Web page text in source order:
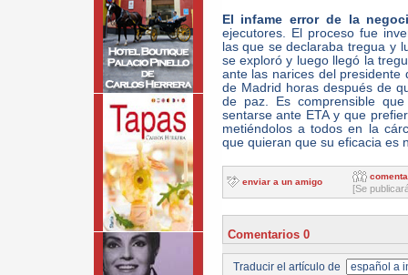
El infame error de la
ejecutores. El proceso fue
las que se declaraba tregua y
se exploró y luego llegó la
ante las narices del
de Madrid horas después de
de paz. Es comprensible
sentarse ante ETA y que
metiéndolos a todos en la
que quieran que su eficacia es
enviar a un amigo
[Se
Comentarios 0
Traducir el artículo de